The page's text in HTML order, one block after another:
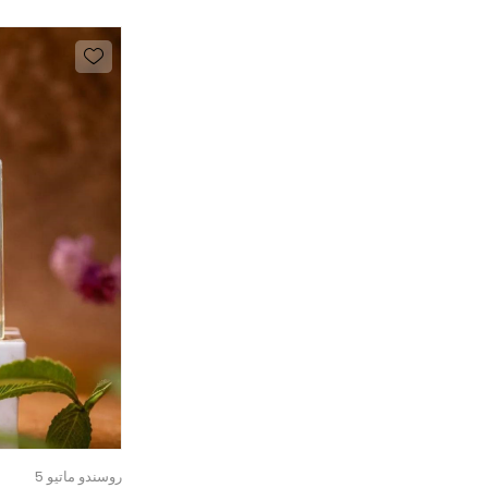
روسندو ماتيو 5